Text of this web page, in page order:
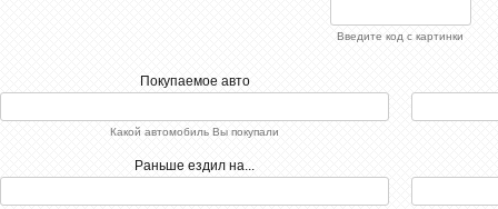
Введите код с картинки
Покупаемое авто
Какой автомобиль Вы покупали
Раньше ездил на...